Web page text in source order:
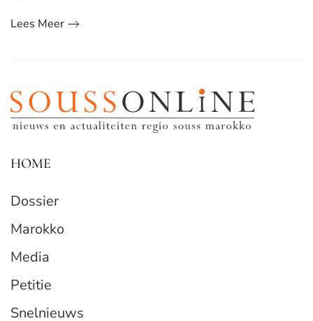
Lees Meer
HOME
Dossier
Marokko
Media
Petitie
Snelnieuws